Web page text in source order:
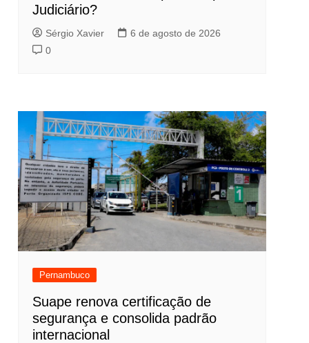
Judiciário?
Sérgio Xavier
6 de agosto de 2026
0
Pernambuco
Suape renova certificação de
segurança e consolida padrão
internacional